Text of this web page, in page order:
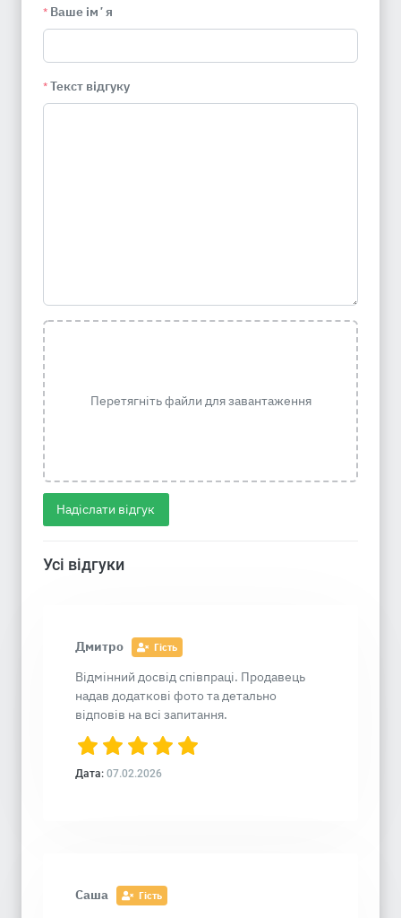
* Ваше імʼя
* Текст відгуку
Перетягніть файли для завантаження
Надіслати відгук
Усі відгуки
Дмитро Гість
Відмінний досвід співпраці. Продавець
надав додаткові фото та детально
відповів на всі запитання.
Дата: 07.02.2026
Саша Гість